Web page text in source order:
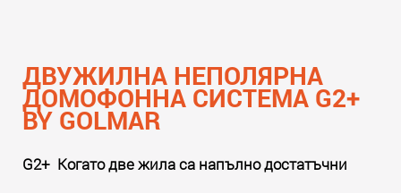
ДВУЖИЛНА НЕПОЛЯРНА
ДОМОФОННА СИСТЕМА G2+
BY GOLMAR
G2+ Когато две жила са напълно достатъчни